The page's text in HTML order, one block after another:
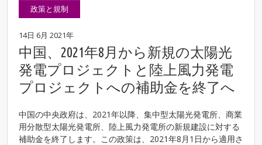
政策と規制
14日 6月 2021年
中国、2021年8月から新規の太陽光
発電プロジェクトと陸上風力発電
プロジェクトへの補助金を終了へ
中国の中央政府は、2021年以降、集中型太陽光発電所、商業
用分散型太陽光発電所、陸上風力発電所の新規建設に対する
補助金を終了します。この政策は、2021年8月1日から適用さ